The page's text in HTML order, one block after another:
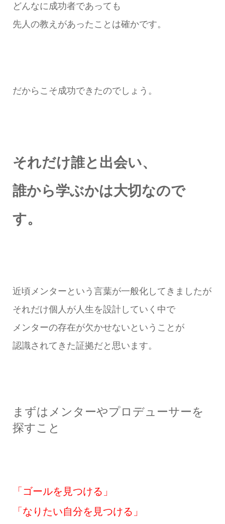
どんなに成功者であっても
先人の教えがあったことは確かです。
だからこそ成功できたのでしょう。
それだけ誰と出会い、
誰から学ぶかは大切なので
す。
近頃メンターという言葉が一般化してきましたが
それだけ個人が人生を設計していく中で
メンターの存在が欠かせないということが
認識されてきた証拠だと思います。
まずはメンターやプロデューサーを
探すこと
「ゴールを見つける」
「なりたい自分を見つける」